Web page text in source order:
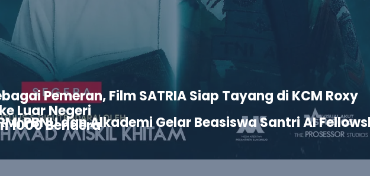
Pemeran, Film SATRIA Siap Tayang di KCM Roxy
Luar Negeri
1000 Bendera
PBNU dan Alkademi Gelar Beasiswa Santri AI